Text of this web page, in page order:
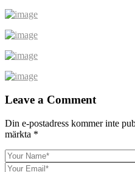
Leave a Comment
Din e-postadress kommer inte
märkta *